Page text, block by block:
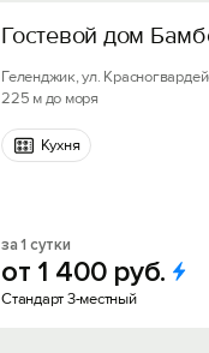
Гостевой дом
Геленджик, ул.
225 м до моря
Кухня
за 1 сутки
от 1 400 руб.
Стандарт 3-местный